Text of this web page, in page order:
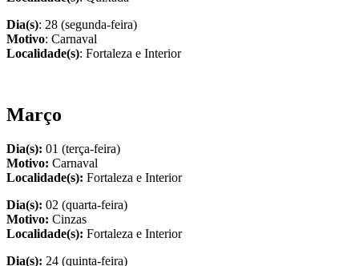
Dia(s): 28 (segunda-feira)
Motivo: Carnaval
Localidade(s): Fortaleza e Interior
Março
Dia(s): 01 (terça-feira)
Motivo: Carnaval
Localidade(s): Fortaleza e Interior
Dia(s): 02 (quarta-feira)
Motivo: Cinzas
Localidade(s): Fortaleza e Interior
Dia(s): 24 (quinta-feira)